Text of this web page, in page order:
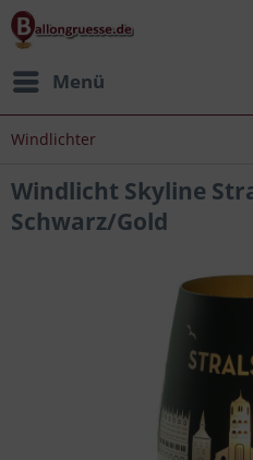
Menü
Windlichter
Windlicht Skyline
Schwarz/Gold